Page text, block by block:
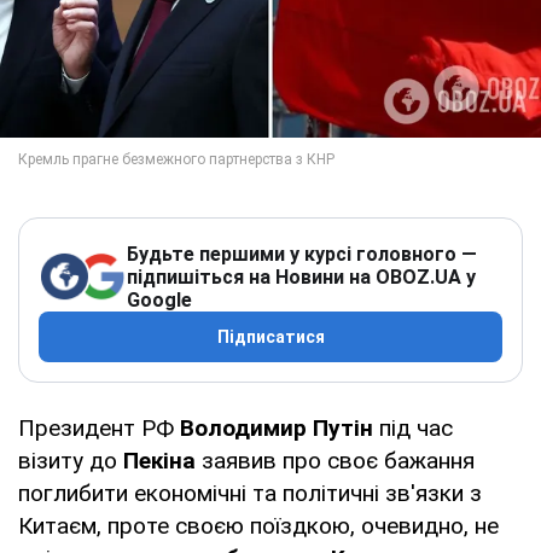
Будьте першими у курсі головного —
підпишіться на Новини на OBOZ.UA у
Google
Підписатися
Президент РФ Володимир Путін під час
візиту до Пекіна заявив про своє бажання
поглибити економічні та політичні зв'язки з
Китаєм, проте своєю поїздкою, очевидно, не